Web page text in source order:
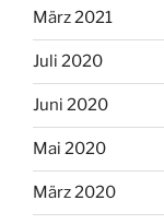
März 2021
Juli 2020
Juni 2020
Mai 2020
März 2020